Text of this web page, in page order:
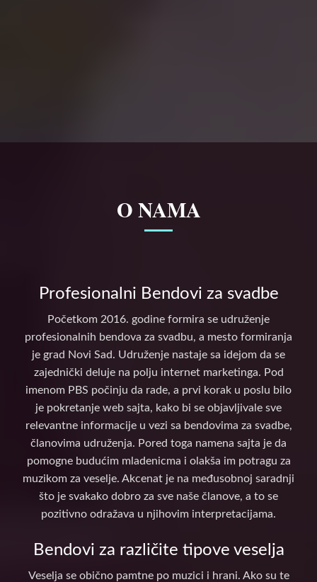
O NAMA
Profesionalni Bendovi za svadbe
Početkom 2016. godine formira se udruženje
profesionalnih bendova za svadbu, a mesto formiranja
je grad Novi Sad. Udruženje nastaje sa idejom da se
zajednički deluje na polju internet marketinga. Pod
imenom PBS počinju da rade, a prvi korak u poslu bilo
je pokretanje web sajta, kako bi se objavljivale sve
relevantne informacije u vezi sa bendovima za svadbe,
članovima udruženja. Pored toga namena sajta je da
pomogne budućim mladenicma i olakša im potragu za
muzikom za veselje. Akcenat je na međusobnoj saradnji
što je svakako dobro za sve naše članove, a to se
pozitivno odražava u njihovim interpretacijama.
Bendovi za različite tipove veselja
Veselja se obično pamtne po muzici i hrani. Ako su te